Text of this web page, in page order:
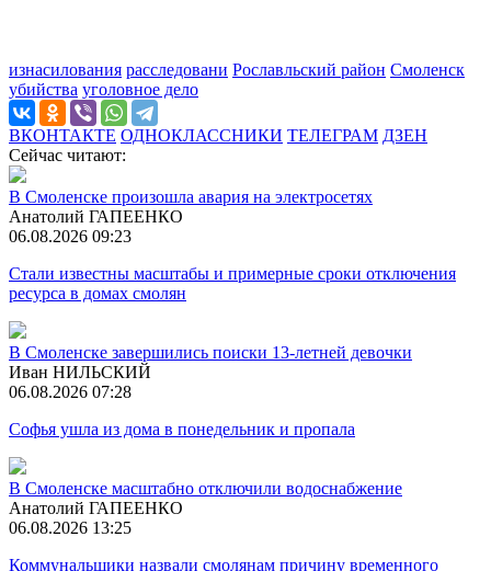
изнасилования расследовани Рославльский район Смоленск
убийства уголовное дело
ВКОНТАКТЕ ОДНОКЛАССНИКИ ТЕЛЕГРАМ ДЗЕН
Сейчас читают:
В Смоленске произошла авария на электросетях
Анатолий ГАПЕЕНКО
06.08.2026 09:23
Стали известны масштабы и примерные сроки отключения
ресурса в домах смолян
В Смоленске завершились поиски 13-летней девочки
Иван НИЛЬСКИЙ
06.08.2026 07:28
Софья ушла из дома в понедельник и пропала
В Смоленске масштабно отключили водоснабжение
Анатолий ГАПЕЕНКО
06.08.2026 13:25
Коммунальщики назвали смолянам причину временного